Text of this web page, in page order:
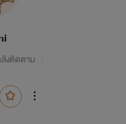
งติดตาม